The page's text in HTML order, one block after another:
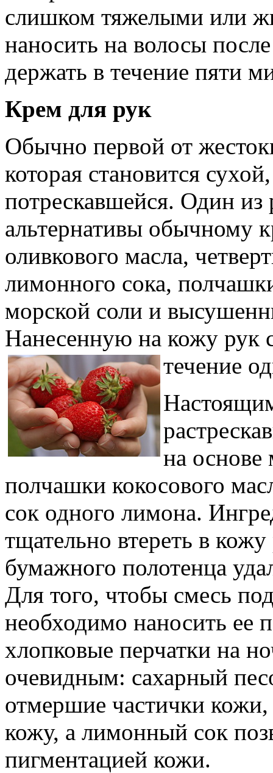
слишком тяжелыми или
наносить на волосы
держать в течение пяти
Крем для рук
Обычно первой от
которая становится
потрескавшейся. Один
альтернативы обычному
оливкового масла,
лимонного сока,
морской соли и
Нанесенную на кожу рук
течение
на основе
полчашки кокосового
сок одного лимона.
тщательно втереть в
бумажного полотенца
Для того, чтобы смесь
необходимо наносить ее
хлопковые перчатки на
очевидным: сахарный
отмершие частички кожи,
кожу, а лимонный сок
пигментацией кожи.